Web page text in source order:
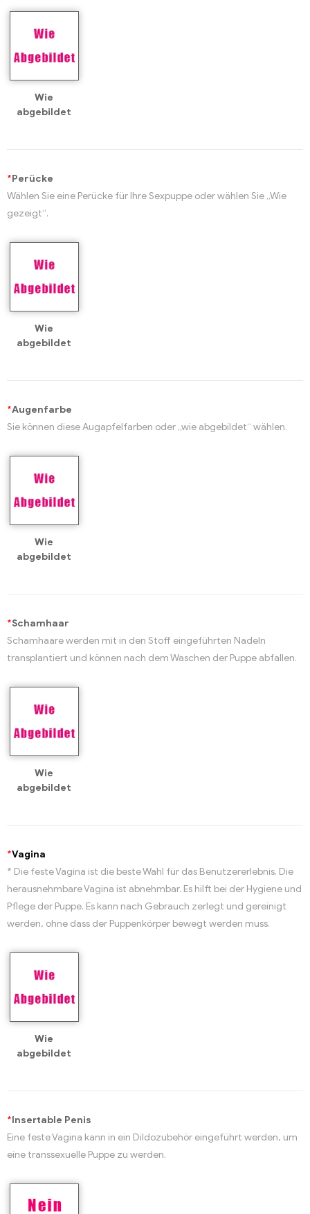
Wie
abgebildet
*Perücke
Wählen Sie eine Perücke für Ihre Sexpuppe oder wählen Sie „Wie
gezeigt“.
Wie
abgebildet
*Augenfarbe
Sie können diese Augapfelfarben oder „wie abgebildet“ wählen.
Wie
abgebildet
*Schamhaar
Schamhaare werden mit in den Stoff eingeführten Nadeln
transplantiert und können nach dem Waschen der Puppe abfallen.
Wie
abgebildet
*Vagina
* Die feste Vagina ist die beste Wahl für das Benutzererlebnis. Die
herausnehmbare Vagina ist abnehmbar. Es hilft bei der Hygiene und
Pflege der Puppe. Es kann nach Gebrauch zerlegt und gereinigt
werden, ohne dass der Puppenkörper bewegt werden muss.
Wie
abgebildet
*Insertable Penis
Eine feste Vagina kann in ein Dildozubehör eingeführt werden, um
eine transsexuelle Puppe zu werden.